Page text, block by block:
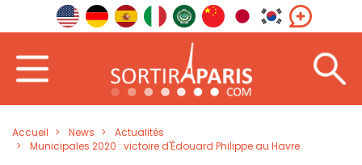
Accueil News
Actualités
Municipales 2020 : victoire d'Édouard Philippe au Havre